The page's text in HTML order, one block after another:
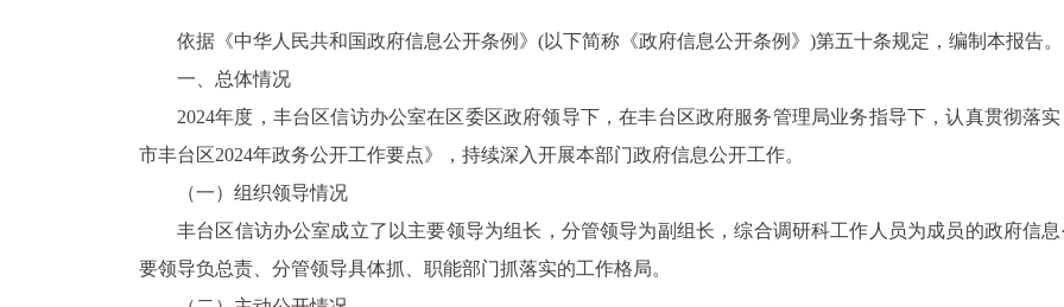
依据《中华人民共和国政府信息公开条例》 (以下简称《政府信息公开条例》)第五十条规定，编制本报告。
一、 总体情况
2024年度 ， 丰台区信访办公室在区委区政府领导下，在丰台区政府服务管理局业务指导下，认真贯彻落
市丰台区2024年政务公开工作要点》 ， 持续深入开展本部门政府信息公开工作。
（一）组织领导情况
丰台区信访办公室成立了以主要领导为组长，分管领导为副组长，综合调研科工作人员为成员的政府信
要领导负总责
分管领导具体抓 职能部门抓落实的工作格局。